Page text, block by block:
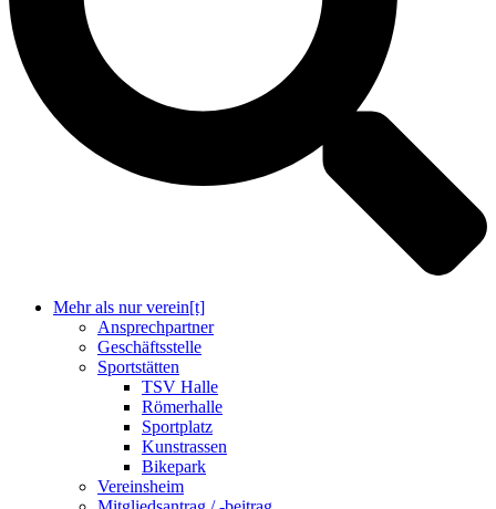
Mehr als nur verein[t]
Ansprechpartner
Geschäftsstelle
Sportstätten
TSV Halle
Römerhalle
Sportplatz
Kunstrassen
Bikepark
Vereinsheim